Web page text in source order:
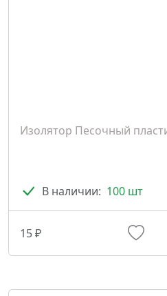
Изолятор Песочный
В наличии: 100 шт
15 ₽